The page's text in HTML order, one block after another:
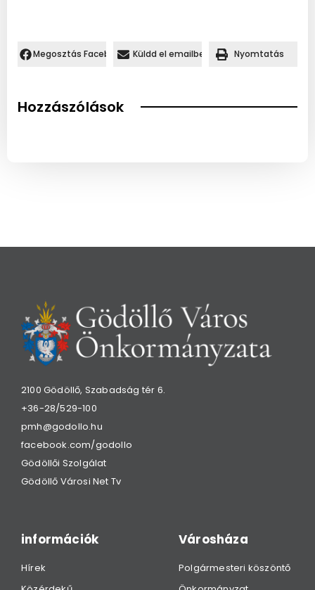
Megosztás Facebookon.Küldd el emailben Nyomtatás
Hozzászólások
2100 Gödöllő, Szabadság tér 6.
+36-28/529-100
pmh@godollo.hu
facebook.com/godollo
Gödöllői Szolgálat
Gödöllő Városi Net Tv
információk
Hírek
Városháza
Polgármesteri köszöntő